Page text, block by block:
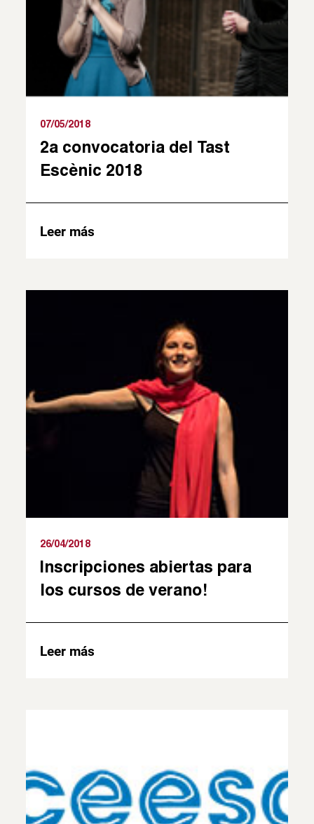
07/05/2018
2a convocatoria del Tast
Escènic 2018
Leer más
26/04/2018
Inscripciones abiertas para
los cursos de verano!
Leer más